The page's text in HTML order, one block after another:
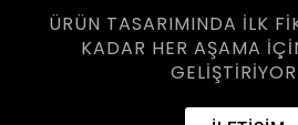
ÜRÜN TASARIMINDA ILK
KADAR HER AŞAMA